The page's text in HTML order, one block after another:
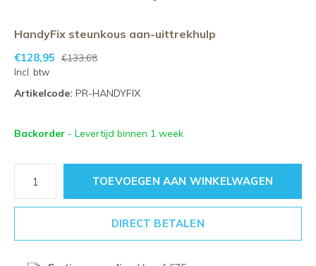
HandyFix steunkous aan-uittrekhulp
€128,95
€133,68
Incl. btw
Artikelcode: PR-HANDYFIX
Backorder - Levertijd binnen 1 week
TOEVOEGEN AAN WINKELWAGEN
DIRECT BETALEN